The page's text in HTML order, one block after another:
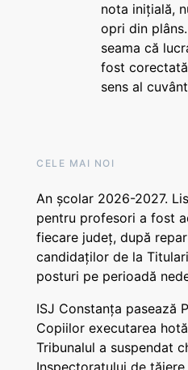
nota inițială,
opri din
seama că
fost
sens al
CELE MAI NOI
An școlar 2026-2027.
pentru profesori a fost
fiecare județ, după
candidaților de la
posturi pe perioadă
ISJ Constanța pasează
Copiilor executarea
Tribunalul a suspendat
Inspectoratului de